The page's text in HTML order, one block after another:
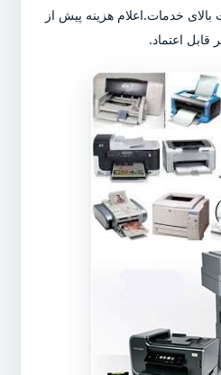
بالای خدمات.اعلام هزینه پیش از
قابل اعتماد.